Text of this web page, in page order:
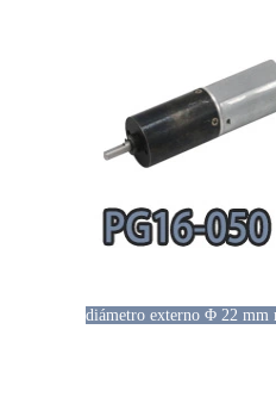
diámetro externo Φ 22 mm